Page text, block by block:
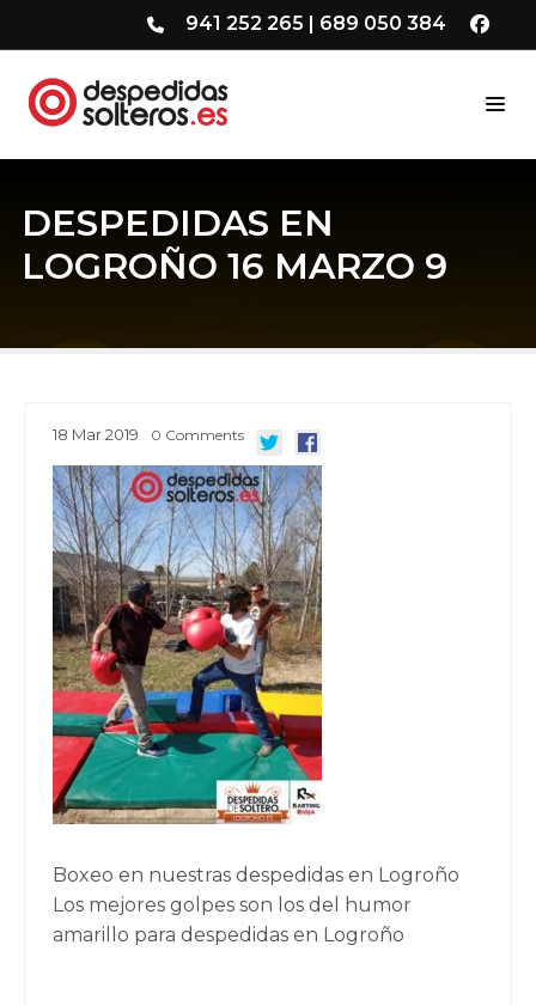
941 252 265 | 689 050 384
DESPEDIDAS EN
LOGROÑO 16 MARZO 9
18 Mar2019 0 Comments
Boxeo en nuestras despedidas en Logroño
Los mejores golpes son los del humor
amarillo para despedidas en Logroño